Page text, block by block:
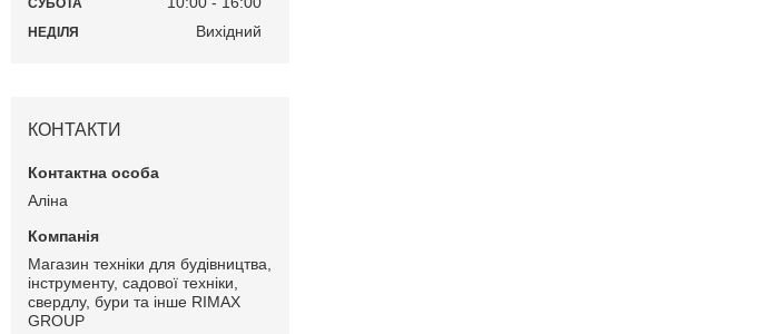
СУБОТА
НЕДІЛЯ Вихідний
КОНТАКТИ
Аліна
Магазин техніки для будівництва,
інструменту, садової техніки,
свердлу, бури та інше RIMAX
GROUP